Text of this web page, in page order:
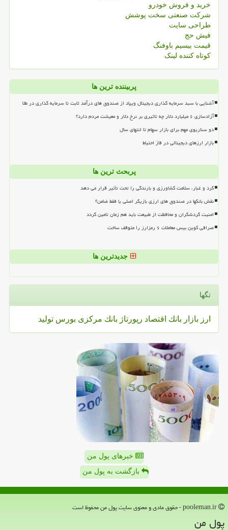
خرید و فروش خودرو
شرکت صنعتی سخت پوشش
طراحی سایت
فیش حج
قیمت بیسیم باوفنگ
کوتاه کننده لینک
پربیننده ترین ها
آشنایی با سبد سرمایه گذاری دیجیتال ویپاد از صندوق های درآمد ثابت تا سرمایه گذاری در طلا
آزادسازی ۶ میلیارد دلار چه تاثیری بر نرخ دلار و معیشت مردم دارد؟
دو سناریوی مهم برای بازار سهام تا انتهای سال
بازار ارزهای دیجیتالی در فاز احتیاط
پربحث ترین ها
گرد و غبار، سلامت کشاورزی و بارندگی را تحت تأثیر قرار می دهد
نقش بانکها در صندوق های ارزی بازیگر اصلی یا فقط ضامن؟
امنیت گردشگران و محافظت از طبیعت باید هم زمان تامین گردد
صرافی کوین بیس معاملات ۶ رمزارز را متوقف ساخت
جدیدترین ها
تگها
ارز بازار بانك اقتصاد رپورتاژ بانك مركزی بورس تولید
خبرهای پول من
بازگشت به پول من
پول من